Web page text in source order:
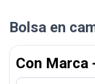
Bolsa en
Con Marca